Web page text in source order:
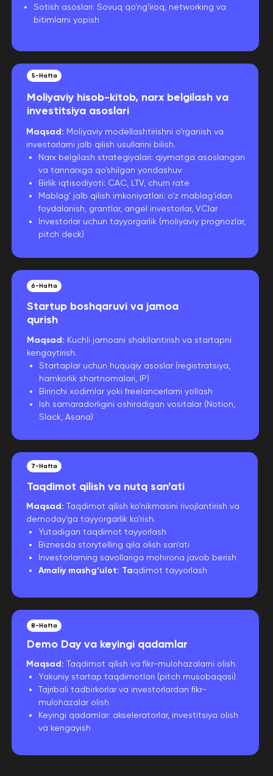
8-Hafta
Demo Day va keyingi qadamlar
Maqsad: Taqdimot qilish va fikr-mulohazalarni olish.
Yakuniy startap taqdimotlari (pitch musobaqasi)
Tajribali tadbirkorlar va investorlardan fikr-
mulohazalar olish
Keyingi qadamlar: akseleratorlar, investitsiya olish
va kengayish
7-Hafta
Taqdimot qilish va nutq san’ati
Maqsad: Taqdimot qilish ko‘nikmasini rivojlantirish va
demoday’ga tayyorgarlik ko‘rish.
Yutadigan taqdimot tayyorlash
Biznesda storytelling qila olish san’ati
Investorlarning savollariga mohirona javob berish
Amaliy mashg‘ulot: Taqdimot tayyorlash
Startup boshqaruvi va jamoa
qurish
6-Hafta
Maqsad: Kuchli jamoani shakllantirish va startapni
kengaytirish.
Startaplar uchun huquqiy asoslar (registratsiya,
hamkorlik shartnomalari, IP)
Birinchi xodimlar yoki freelancerlarni yollash
Ish samaradorligini oshiradigan vositalar (Notion,
Slack, Asana)
5-Hafta
Moliyaviy hisob-kitob, narx belgilash va
investitsiya asoslari
Maqsad: Moliyaviy modellashtirishni o‘rganish va
investorlarni jalb qilish usullarini bilish.
Narx belgilash strategiyalari: qiymatga asoslangan
va tannarxga qo‘shilgan yondashuv
Birlik iqtisodiyoti: CAC, LTV, churn rate
Mablag’ jalb qilish imkoniyatlari: o‘z mablag‘idan
foydalanish, grantlar, angel investorlar, VClar
Investorlar uchun tayyorgarlik (moliyaviy prognozlar,
pitch deck)
Sotish asoslari: Sovuq qo’ng’iroq, networking va
bitimlarni yopish